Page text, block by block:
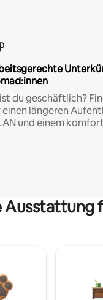
du geschäftlich?
einen längeren
und einem
Ausstattung